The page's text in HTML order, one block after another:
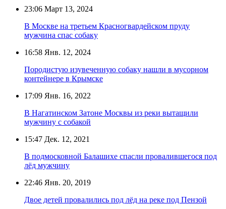
23:06 Март 13, 2024
В Москве на третьем Красногвардейском пруду
мужчина спас собаку
16:58 Янв. 12, 2024
Породистую изувеченную собаку нашли в мусорном
контейнере в Крымске
17:09 Янв. 16, 2022
В Нагатинском Затоне Москвы из реки вытащили
мужчину с собакой
15:47 Дек. 12, 2021
В подмосковной Балашихе спасли провалившегося под
лёд мужчину
22:46 Янв. 20, 2019
Двое детей провалились под лёд на реке под Пензой